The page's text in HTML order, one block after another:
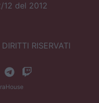
12 del 2012
RISERVATI